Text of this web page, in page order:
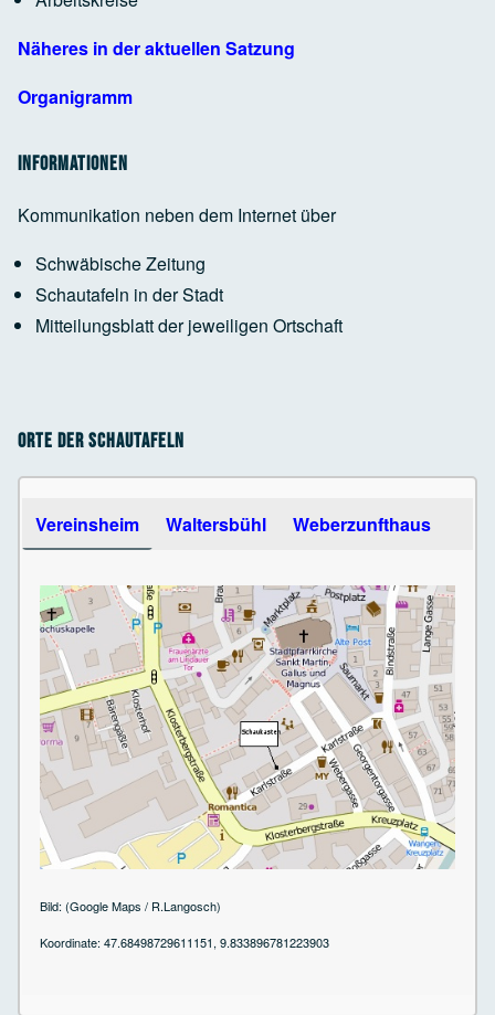
Google Maps Generator
Näheres in der aktuellen Satzung
Organigramm
Informationen
Kommunikation neben dem Internet über
Schwäbische Zeitung
Schautafeln in der Stadt
Mitteilungsblatt der jeweiligen Ortschaft
Orte der Schautafeln
Use the arrow keys to navigate between tabs
Vereinsheim Waltersbühl Weberzunfthaus
Bild: (Google Maps / R.Langosch)
Koordinate: 47.68498729611151, 9.833896781223903